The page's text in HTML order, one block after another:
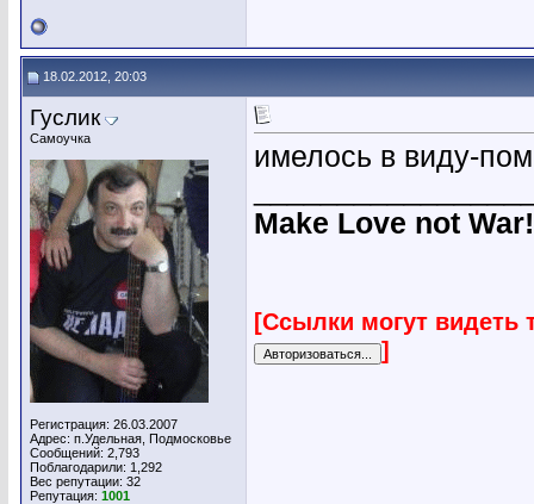
18.02.2012, 20:03
Гуслик
Самоучка
Регистрация: 26.03.2007
Адрес: п.Удельная, Подмосковье
Сообщений: 2,793
Поблагодарили: 1,292
Вес репутации: 32
Репутация: 1001
имелось в виду-
Make Love not War!
[Ссылки могут видеть
]